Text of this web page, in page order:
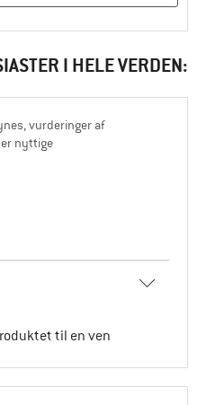
I HELE VERDEN:
vurderinger af
nyttige
til en ven